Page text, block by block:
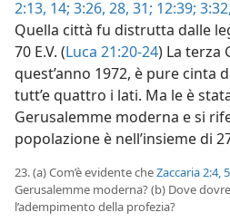
2:13, 14; 3:26, 28, 31; 12:39; 3:32,
Quella città fu distrutta dalle
70 E.V. (Luca 21:20-24) La terza
quest’anno 1972, è pure cinta
tutt’e quattro i lati. Ma le è
Gerusalemme moderna e si
popolazione è nell’insieme di
23. (a) Com’è evidente cheZaccaria 2:4, 5
Gerusalemme moderna? (b) Dove
l’adempimento della profezia?